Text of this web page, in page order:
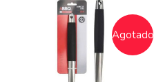
Agotado